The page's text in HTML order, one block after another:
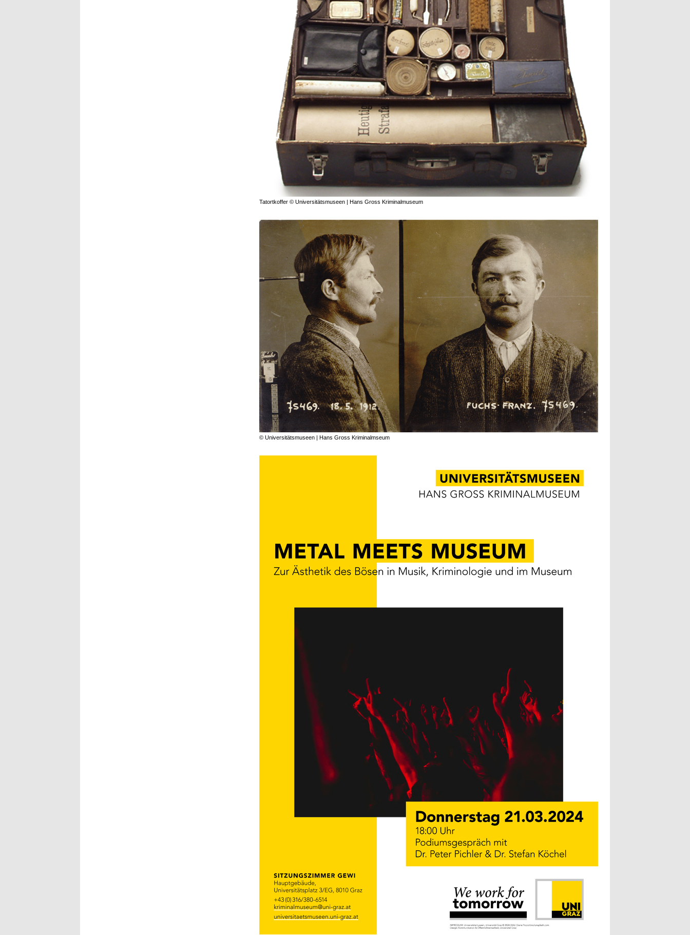
Tatortkoffer © Universitätsmuseen | Hans Gross Kriminalmuseum
© Universitätsmuseen | Hans Gross Kriminalmseum